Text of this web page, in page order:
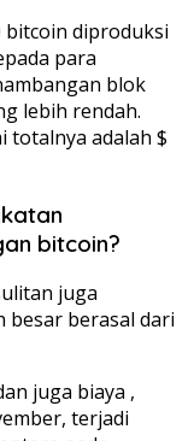
bitcoin diproduksi
para
blok
lebih rendah.
totalnya adalah $
bitcoin?
juga
besar berasal dari
juga biaya ,
terjadi